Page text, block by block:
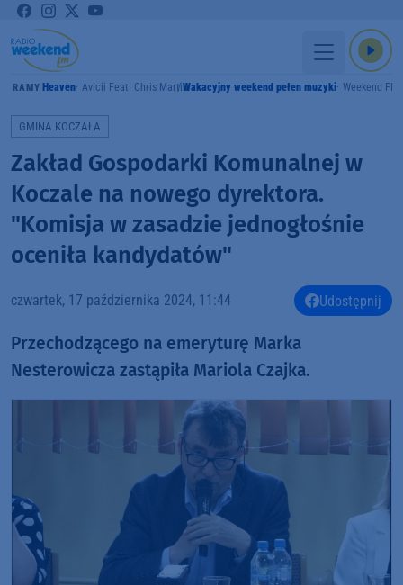
GRAMY Heaven Avicii Feat. Chris MartinWakacyjny weekend pełen muzyki Weekend FM
GMINA KOCZAŁA
Zakład Gospodarki Komunalnej w
Koczale na nowego dyrektora.
"Komisja w zasadzie jednogłośnie
oceniła kandydatów"
czwartek, 17 października 2024, 11:44 Udostępnij
Przechodzącego na emeryturę Marka
Nesterowicza zastąpiła Mariola Czajka.